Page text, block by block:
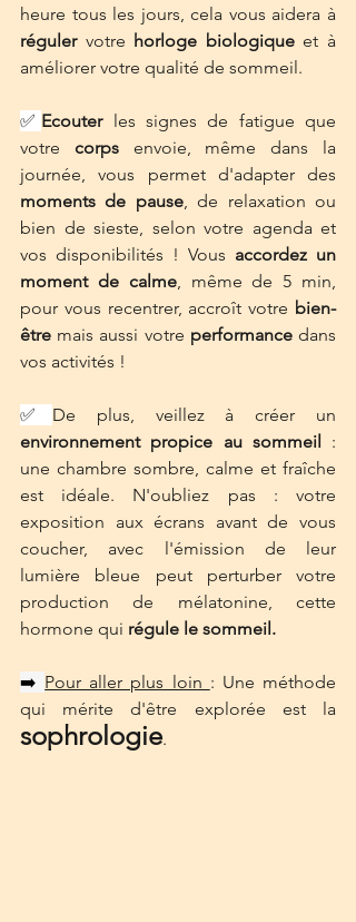
réguler votre horloge biologique et à
améliorer votre qualité de sommeil.
✅ Ecouter les signes de fatigue que
votre corps envoie, même dans la
moments de pause, de relaxation ou
bien de sieste, selon votre agenda et
vos disponibilités ! Vous accordez un
moment de calme, même de 5 min,
pour vous recentrer, accroît votre bien-
être mais aussi votre performance dans
vos activités !
✅
environnement propice au sommeil :
une chambre sombre, calme et fraîche
est idéale. N'oubliez pas : votre
exposition aux écrans avant de vous
coucher, avec l'émission de leur
lumière bleue peut perturber votre
production de mélatonine, cette
hormone qui régule le sommeil.
➡️ Pour aller plus loin : Une méthode
sophrologie.